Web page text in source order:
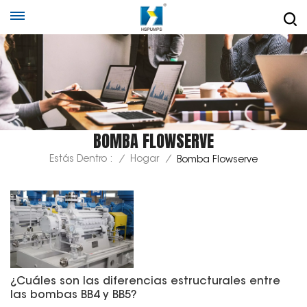
BOMBA FLOWSERVE
Estás Dentro : / Hogar / Bomba Flowserve
¿Cuáles son las diferencias estructurales entre
las bombas BB4 y BB5?